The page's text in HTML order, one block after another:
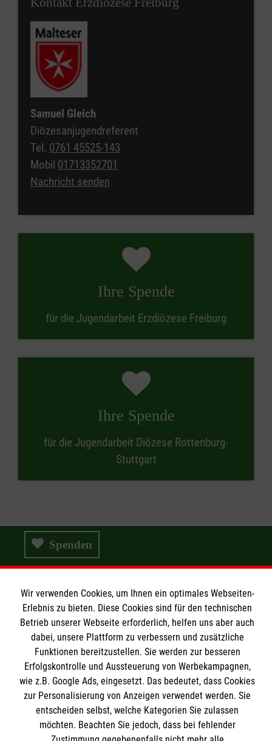
Samuel Gleich
Diözesanjugendreferent
Tel. 0761 45525-143
Mobil 01713352701
Nachricht senden
Ihre Spende
für die Jugendarbeit Erzdiözese Freiburg
Ihre Spende
für die Jugendarbeit Diözese Rottenburg-
Stuttgart
Spenden
Wir Malteser
Wir Malteser
Spenden & Helfen
Angebote & Leistungen
Kursangebote
Mitarbeiten & Aktiv werden
Informationen
Presse und Medien
Wir verwenden Cookies, um Ihnen ein optimales Webseiten-
Erlebnis zu bieten. Diese Cookies sind für den technischen
Betrieb unserer Webseite erforderlich, helfen uns aber auch
dabei, unsere Plattform zu verbessern und zusätzliche
Funktionen bereitzustellen. Sie werden zur besseren
Erfolgskontrolle und Aussteuerung von Werbekampagnen,
wie z.B. Google Ads, eingesetzt. Das bedeutet, dass Cookies
zur Personalisierung von Anzeigen verwendet werden. Sie
entscheiden selbst, welche Kategorien Sie zulassen
möchten. Beachten Sie jedoch, dass bei fehlender